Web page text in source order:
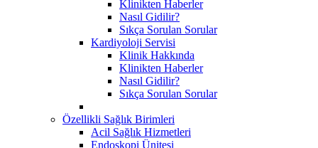
Klinikten Haberler
Nasıl Gidilir?
Sıkça Sorulan Sorular
Kardiyoloji Servisi
Klinik Hakkında
Klinikten Haberler
Nasıl Gidilir?
Sıkça Sorulan Sorular
Özellikli Sağlık Birimleri
Acil Sağlık Hizmetleri
Endoskopi Ünitesi